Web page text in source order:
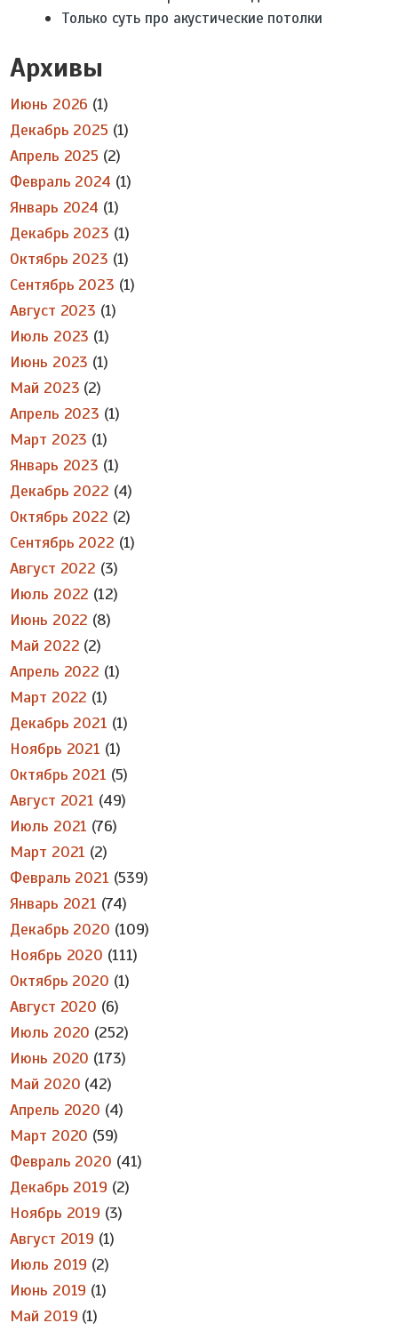
Только суть про акустические потолки
Архивы
Июнь 2026 (1)
Декабрь 2025 (1)
Апрель 2025 (2)
Февраль 2024 (1)
Январь 2024 (1)
Декабрь 2023 (1)
Октябрь 2023 (1)
Сентябрь 2023 (1)
Август 2023 (1)
Июль 2023 (1)
Июнь 2023 (1)
Май 2023 (2)
Апрель 2023 (1)
Март 2023 (1)
Январь 2023 (1)
Декабрь 2022 (4)
Октябрь 2022 (2)
Сентябрь 2022 (1)
Август 2022 (3)
Июль 2022 (12)
Июнь 2022 (8)
Май 2022 (2)
Апрель 2022 (1)
Март 2022 (1)
Декабрь 2021 (1)
Ноябрь 2021 (1)
Октябрь 2021 (5)
Август 2021 (49)
Июль 2021 (76)
Март 2021 (2)
Февраль 2021 (539)
Январь 2021 (74)
Декабрь 2020 (109)
Ноябрь 2020 (111)
Октябрь 2020 (1)
Август 2020 (6)
Июль 2020 (252)
Июнь 2020 (173)
Май 2020 (42)
Апрель 2020 (4)
Март 2020 (59)
Февраль 2020 (41)
Декабрь 2019 (2)
Ноябрь 2019 (3)
Август 2019 (1)
Июль 2019 (2)
Июнь 2019 (1)
Май 2019 (1)